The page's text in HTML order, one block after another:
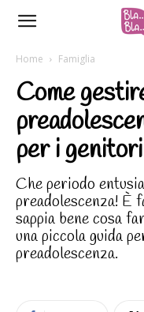
Home Famiglia
Come
per i genitori
Che periodo
preadolescenza! È
sappia bene cosa
una piccola guida
preadolescenza.